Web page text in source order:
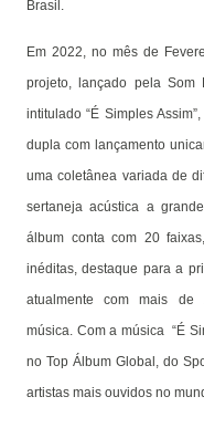
Brasil.
Em 2022, no mês de
projeto, lançado pela Som
intitulado “É Simples
dupla com lançamento
uma coletânea variada de
sertaneja acústica a
álbum conta com 20
inéditas, destaque para a
atualmente com mais
música. Com a música “É
no Top Álbum Global, do
artistas mais ouvidos no